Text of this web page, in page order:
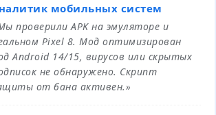
мобильных систем
проверили APK на эмуляторе и
Pixel 8. Мод оптимизирован
Android 14/15, вирусов или скрытых
не обнаружено. Скрипт
от бана активен.»